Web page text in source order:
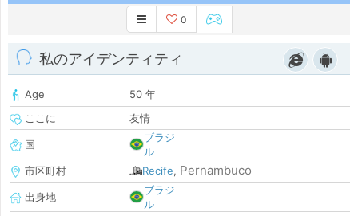
0
私のアイデンティティ
Age
50 年
ここに
友情
国
ブラジ
ル
市区町村
Recife, Pernambuco
出身地
ブラジ
ル